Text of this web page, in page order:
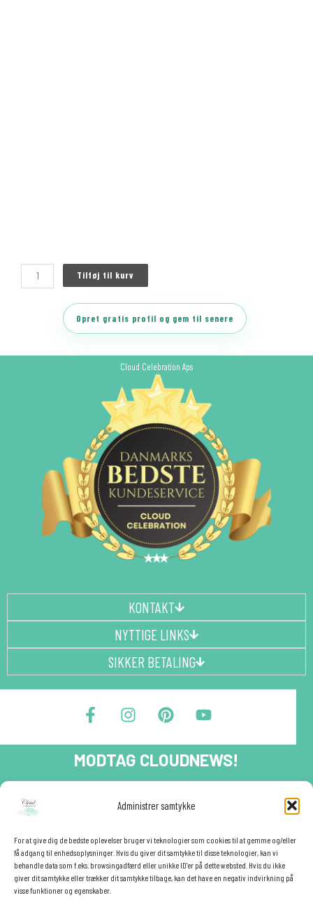
Administrer samtykke
For at give dig de bedste oplevelser bruger vi teknologier som cookies til at gemme og/eller
få adgang til enhedsoplysninger. Hvis du giver dit samtykke til disse teknologier, kan vi
behandle data som f.eks. browsingadfærd eller unikke ID'er på dette websted. Hvis du ikke
giver dit samtykke eller trækker dit samtykke tilbage, kan det have en negativ indvirkning på
visse funktioner og egenskaber.
Tilføj til kurv
Opret gratis profil og gem til senere
Cloud Celebration Aps
KONTAKT
NYTTIGE LINKS
SIKKER BETALING
a
c
e
b
o
f
n
s
t
a
g
a
i
n
t
e
r
s
o
t
u
b
MODTAG CLOUDNEWS!
festinspiration direkte i din indbakke.🎉
Fornavn
E-mail